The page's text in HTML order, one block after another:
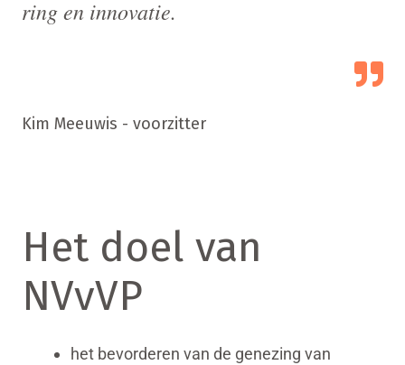
ring en innovatie.
Kim Meeuwis - voorzitter
Het doel van
NVvVP
het bevorderen van de genezing van